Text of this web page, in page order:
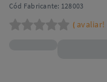
Cód Fabricante: 128003
( avaliar!